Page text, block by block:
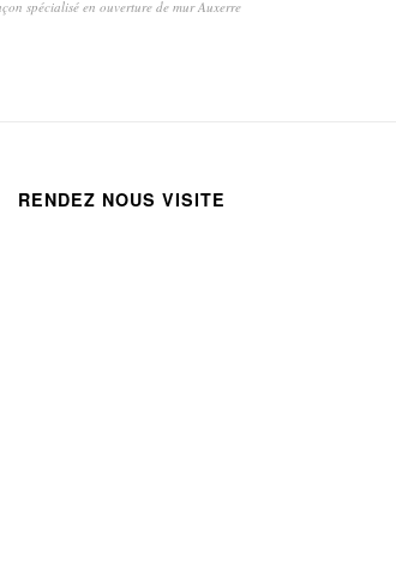
spécialisé en ouverture de mur Auxerre
RENDEZ NOUS VISITE